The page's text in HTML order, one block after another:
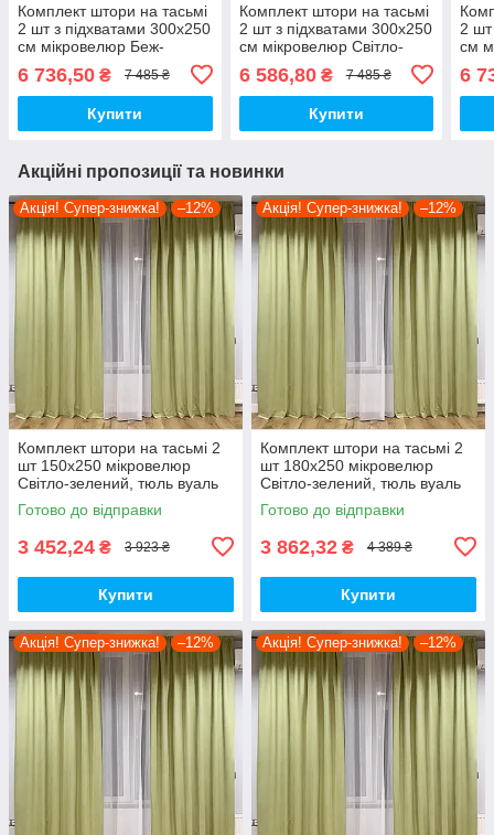
Комплект штори на тасьмі
2 шт з підхватами 300х250
см мікровелюр Беж-
Білий
6 736,50 ₴ 7 485 ₴
Купити
Комплект штори на тасьмі
2 шт з підхватами 300х250
см мікровелюр Світло-
Білий
6 586,80₴ 7 485 ₴
Купити
2 шт
см
6
Акційні пропозиції та новинки
Акція! Супер-знижка! –12%
Комплект штори на тасьмі 2
шт 150х250 мікровелюр
Світло-зелений, тюль вуаль
300х250 Білий
Готово до відправки
3 452,24 ₴ 3 923 ₴
Купити
Акція! Супер-знижка! –12%
Комплект штори на тасьмі 2
шт 180х250 мікровелюр
Світло-зелений, тюль вуаль
300х250 Білий
Готово до відправки
3 862,32 ₴ 4 389 ₴
Купити
Акція! Супер-знижка! –12% Акція! Супер-знижка! –12%